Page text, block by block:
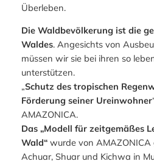
Überleben.
Die Waldbevölkerung ist die
Waldes. Angesichts von
müssen wir sie bei ihren so
unterstützen.
„Schutz des tropischen
Förderung seiner Ureinwohner
AMAZONICA.
Das „Modell für zeitgemäßes
Wald“wurde von AMAZONICA
Achuar, Shuar und Kichwa in